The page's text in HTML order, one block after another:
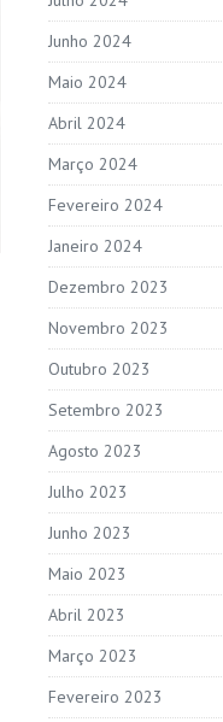
Junho 2024
Maio 2024
Abril 2024
Março 2024
Fevereiro 2024
Janeiro 2024
Dezembro 2023
Novembro 2023
Outubro 2023
Setembro 2023
Agosto 2023
Julho 2023
Junho 2023
Maio 2023
Abril 2023
Março 2023
Fevereiro 2023